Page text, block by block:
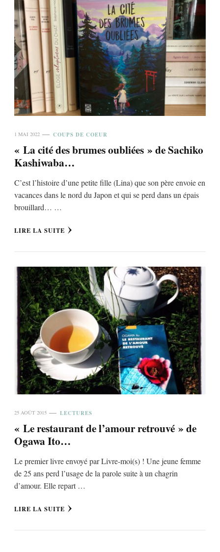
1 MAI 2022 COUPS DE COEUR
« La cité des brumes oubliées » de Sachiko
Kashiwaba…
C’est l’histoire d’une petite fille (Lina) que son père envoie en
vacances dans le nord du Japon et qui se perd dans un épais
brouillard… …
LIRE LA SUITE
25 AOÛT 2015 LECTURES
« Le restaurant de l’amour retrouvé » de
Ogawa Ito…
Le premier livre envoyé par Livre-moi(s) ! Une jeune femme
de 25 ans perd l’usage de la parole suite à un chagrin
d’amour. Elle repart …
LIRE LA SUITE